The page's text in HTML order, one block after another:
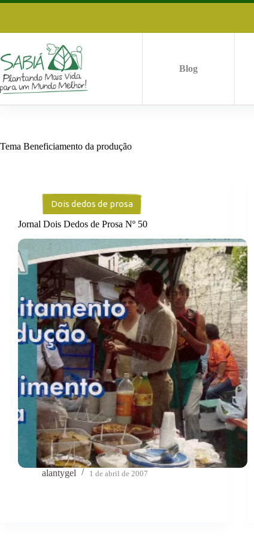
Pular
Blog
Tema Beneficiamento da produção
Dois dedos de prosa
Jornal Dois Dedos de Prosa Nº 50
alantygel 1 de abril de 2007